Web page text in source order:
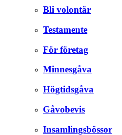
Bli volontär
Testamente
För företag
Minnesgåva
Högtidsgåva
Gåvobevis
Insamlingsbössor